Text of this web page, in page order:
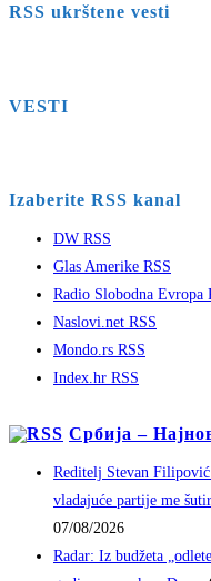
RSS ukrštene vesti
VESTI
Izaberite RSS kanal
DW RSS
Glas Amerike RSS
Radio Slobodna Evropa
Naslovi.net RSS
Mondo.rs RSS
Index.hr RSS
Србија –
Reditelj Stevan Filipović
vladajuće partije me
07/08/2026
Radar: Iz budžeta